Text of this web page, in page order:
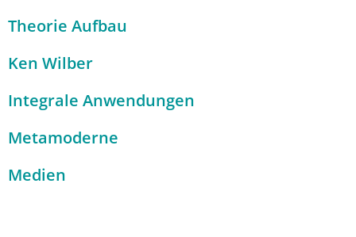
Theorie Aufbau
Ken Wilber
Integrale Anwendungen
Metamoderne
Medien